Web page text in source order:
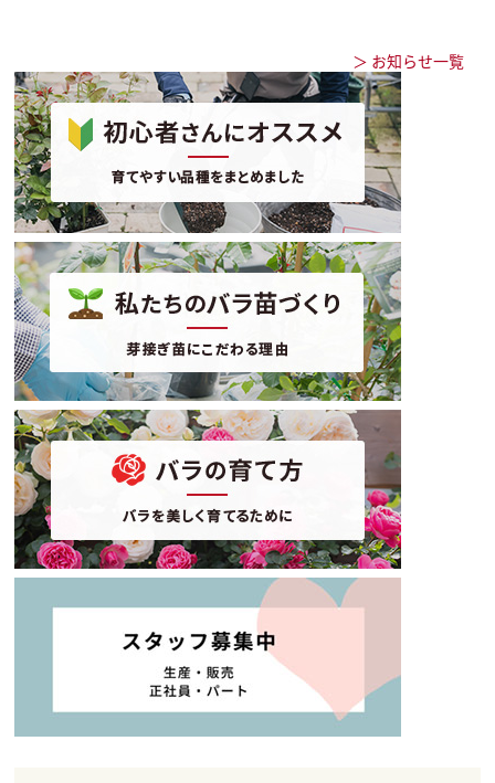
＞ お知らせ一覧